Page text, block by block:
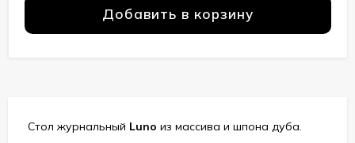
Добавить в корзину
Стол журнальный Luno из массива и шпона дуба.